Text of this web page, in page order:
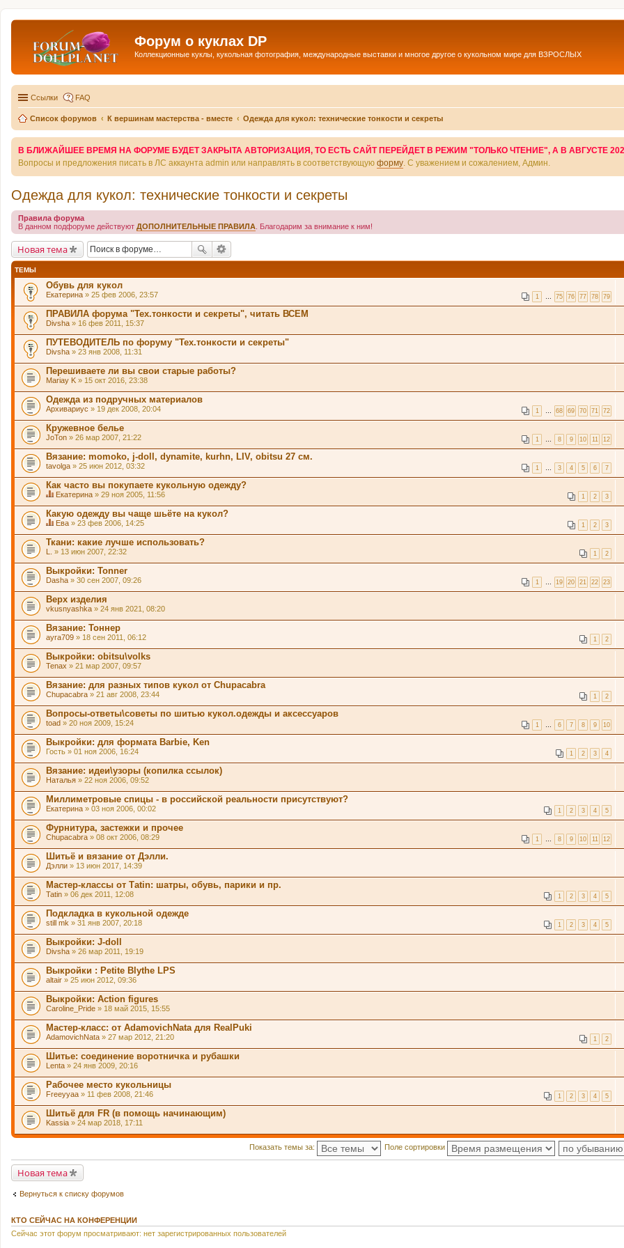
Форум о куклах DP
Коллекционные куклы, кукольная фотография, международные выставки и многое другое о кукольном мире для ВЗРОСЛЫХ
Ссылки FAQ
Список форумов К вершинам мастерства - вместе Одежда для кукол: технические тонкости и секреты
В БЛИЖАЙШЕЕ ВРЕМЯ НА ФОРУМЕ БУДЕТ ЗАКРЫТА АВТОРИЗАЦИЯ, ТО ЕСТЬ САЙТ ПЕРЕЙДЕТ В РЕЖИМ "ТОЛЬКО ЧТЕНИЕ", А В АВГУСТЕ
Вопросы и предложения писать в ЛС аккаунта admin или направлять в соответствующую форму . С уважением и сожалением, Админ.
Одежда для кукол: технические тонкости и секреты
Правила форума
В данном подфоруме действуют ДОПОЛНИТЕЛЬНЫЕ ПРАВИЛА . Благодарим за внимание к ним!
Новая тема
ТЕМЫ
Обувь для кукол
1 75 76 77 78 79
Екатерина » 25 фев 2006, 23:57
ПРАВИЛА форума "Тех.тонкости и секреты", читать ВСЕМ
Divsha » 16 фев 2011, 15:37
ПУТЕВОДИТЕЛЬ по форуму "Тех.тонкости и секреты"
Divsha » 23 янв 2008, 11:31
Перешиваете ли вы свои старые работы?
Mariay K » 15 окт 2016, 23:38
Одежда из подручных материалов
1 68 69 70 71 72
Архивариус » 19 дек 2008, 20:04
Кружевное белье
1 8 9 10 11 12
JoTon » 26 мар 2007, 21:22
Вязание: momoko, j-doll, dynamite, kurhn, LIV, obitsu 27 см.
1 3 4 5 6 7
tavolga » 25 июн 2012, 03:32
Как часто вы покупаете кукольную одежду?
1 2 3
а
н
н
а
я
т
м
а
с
о
д
е
р
ж
и
о
п
р
о
с
.
Екатерина » 29 ноя 2005, 11:56
Какую одежду вы чаще шьёте на кукол?
1 2 3
а
н
н
а
я
т
м
а
с
о
д
е
р
ж
и
о
п
р
о
с
.
Ева » 23 фев 2006, 14:25
Ткани: какие лучше использовать?
1 2
L. » 13 июн 2007, 22:32
Выкройки: Tonner
1 19 20 21 22 23
Dasha » 30 сен 2007, 09:26
Верх изделия
vkusnyashka » 24 янв 2021, 08:20
Вязание: Тоннер
1 2
ayra709 » 18 сен 2011, 06:12
Выкройки: obitsu\volks
Tenax » 21 мар 2007, 09:57
Вязание: для разных типов кукол от Chupacabra
1 2
Chupacabra » 21 авг 2008, 23:44
Вопросы-ответы\советы по шитью кукол.одежды и аксессуаров
1 6 7 8 9 10
toad » 20 ноя 2009, 15:24
Выкройки: для формата Barbie, Ken
1 2 3 4
Гость » 01 ноя 2006, 16:24
Вязание: идеи\узоры (копилка ссылок)
Наталья » 22 ноя 2006, 09:52
Миллиметровые спицы - в российской реальности присутствуют?
1 2 3 4 5
Екатерина » 03 ноя 2006, 00:02
Фурнитура, застежки и прочее
1 8 9 10 11 12
Chupacabra » 08 окт 2006, 08:29
Шитьё и вязание от Дэлли.
Дэлли » 13 июн 2017, 14:39
Мастер-классы от Таtin: шатры, обувь, парики и пр.
1 2 3 4 5
Tatin » 06 дек 2011, 12:08
Подкладка в кукольной одежде
1 2 3 4 5
still mk » 31 янв 2007, 20:18
Выкройки: J-doll
Divsha » 26 мар 2011, 19:19
Выкройки : Petite Blythe LPS
altair » 25 июн 2012, 09:36
Выкройки: Action figures
Caroline_Pride » 18 май 2015, 15:55
Мастер-класс: от AdamovichNata для RealPuki
1 2
AdamovichNata » 27 мар 2012, 21:20
Шитье: соединение воротничка и рубашки
Lenta » 24 янв 2009, 20:16
Рабочее место кукольницы
1 2 3 4 5
Freeyyaa » 11 фев 2008, 21:46
Шитьё для FR (в помощь начинающим)
Kassia » 24 мар 2018, 17:11
Показать темы за: Поле сортировки
Новая тема
Вернуться к списку форумов
КТО СЕЙЧАС НА КОНФЕРЕНЦИИ
Сейчас этот форум просматривают: нет зарегистрированных пользователей